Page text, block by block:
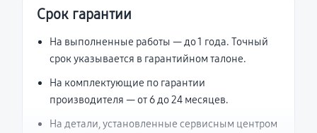
Срок гарантии
На выполненные работы — до 1 года. Точный
срок указывается в гарантийном талоне.
На комплектующие по гарантии
производителя — от 6 до 24 месяцев.
На детали, установленные сервисным центром